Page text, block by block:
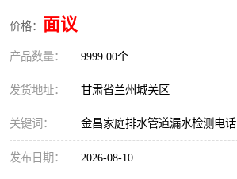
价格： 面议
产品数量： 9999.00个
发货地址： 甘肃省兰州城关区
关键词： 金昌家庭排水管道漏水检测电话
发布日期： 2026-08-10